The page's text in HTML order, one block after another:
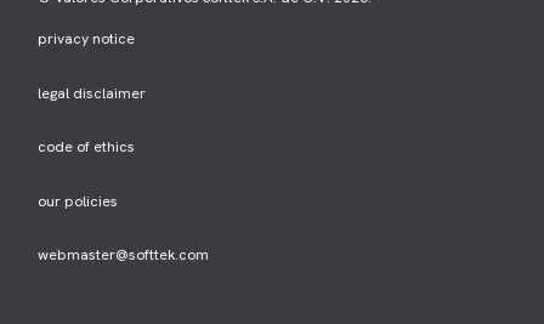
privacy notice
legal disclaimer
code of ethics
our policies
webmaster@softtek.com